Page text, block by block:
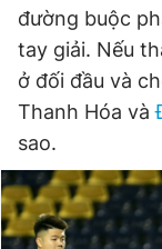
đường buộc
tay giải. Nếu
ở đối đầu và
Thanh Hóa và
sao.